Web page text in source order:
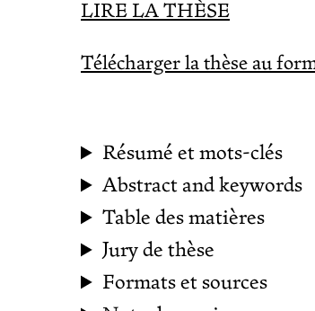
LIRE LA THÈSE
Télécharger la thèse au
Résumé et mots-clés
Abstract and keywords
Table des matières
Jury de thèse
Formats et sources